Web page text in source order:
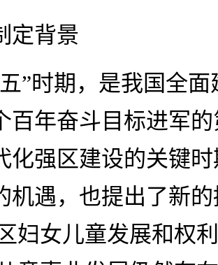
定背景
”时期，是我国全
百年奋斗目标进军
化强区建设的关键
机遇，也提出了新
妇女儿童发展和权